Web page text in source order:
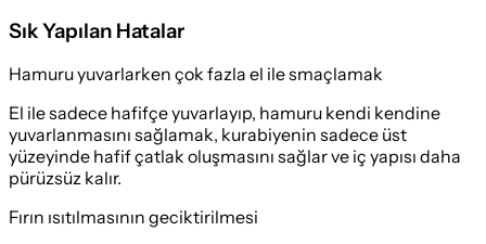
Sık Yapılan Hatalar
Hamuru yuvarlarken çok fazla el ile smaçlamak
El ile sadece hafifçe yuvarlayıp, hamuru kendi kendine
yuvarlanmasını sağlamak, kurabiyenin sadece üst
yüzeyinde hafif çatlak oluşmasını sağlar ve iç yapısı daha
pürüzsüz kalır.
Fırın ısıtılmasının geciktirilmesi